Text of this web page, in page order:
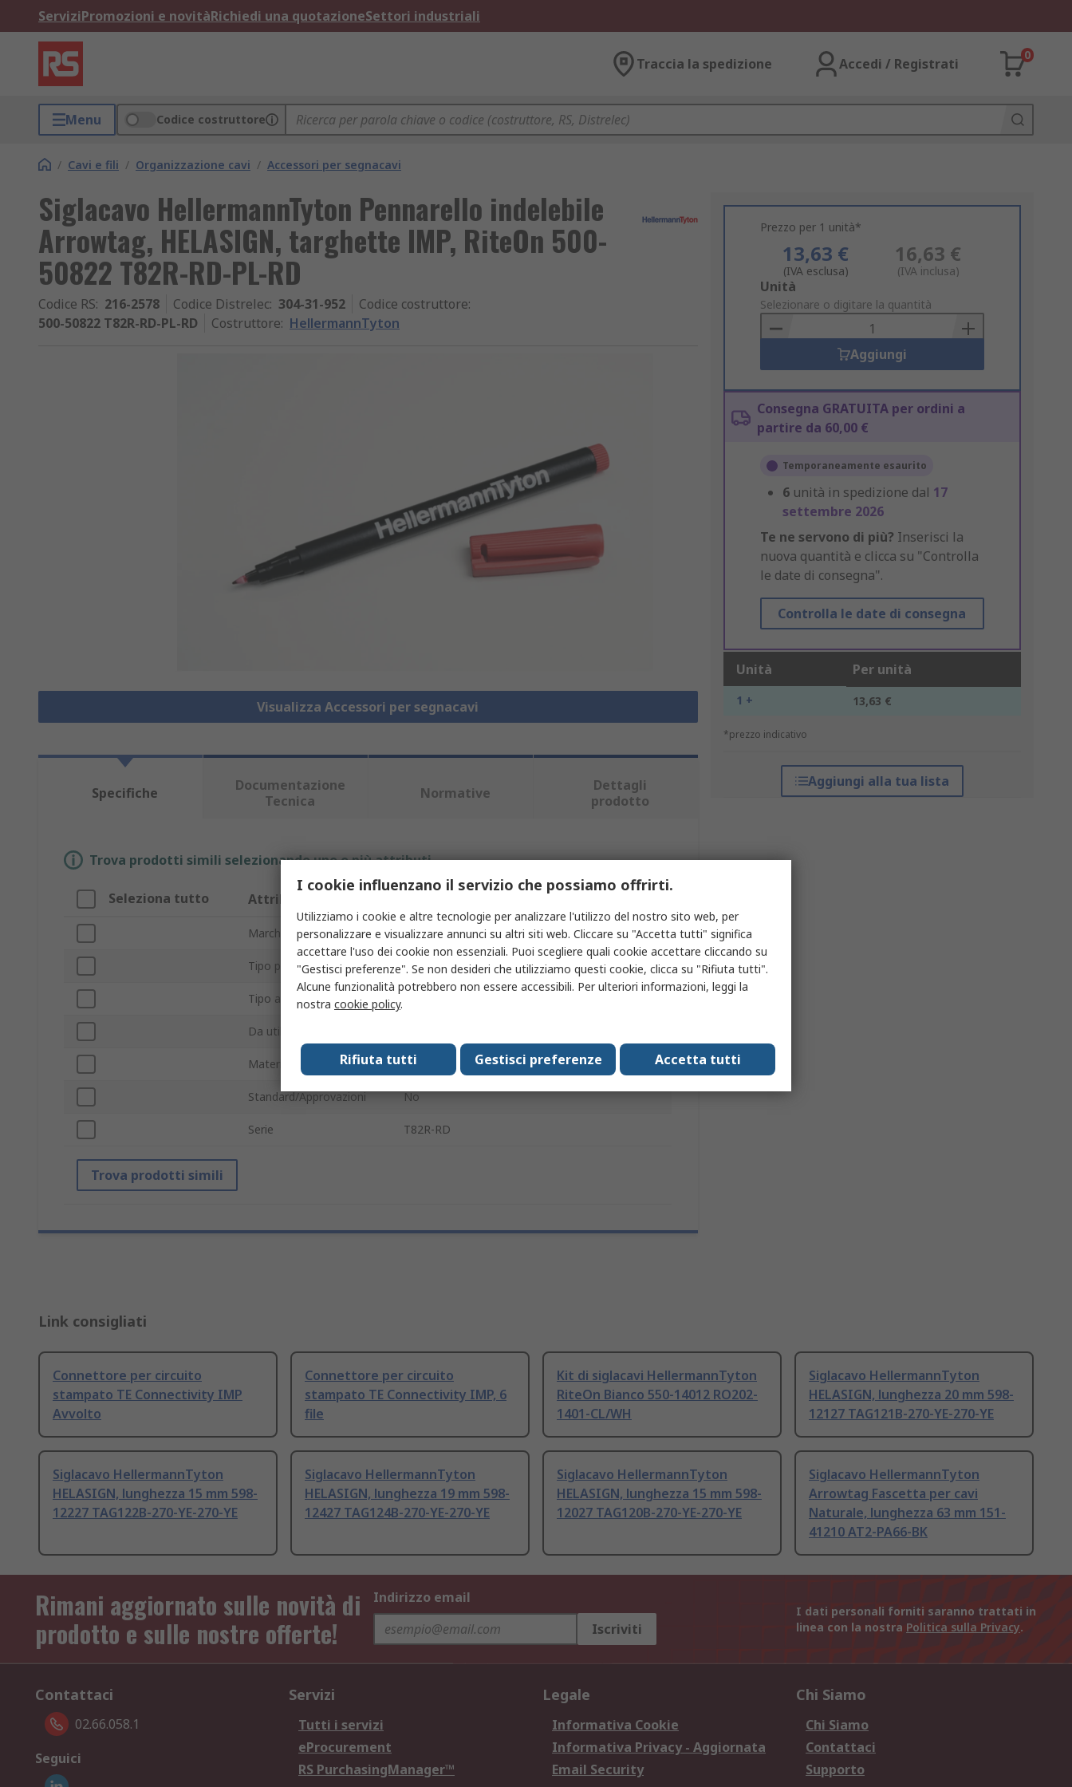
ServiziPromozioni e novitàRichiedi una quotazioneSettori industriali
Traccia la spedizione Accedi / Registrati
0
Menu Codice costruttore
/ Cavi e fili / Organizzazione cavi / Accessori per segnacavi
Siglacavo HellermannTyton Pennarello indelebile
Arrowtag, HELASIGN, targhette IMP, RiteOn 500-
50822 T82R-RD-PL-RD
Codice RS: 216-2578 Codice Distrelec: 304-31-952 Codice costruttore:
500-50822 T82R-RD-PL-RD
Costruttore: HellermannTyton
Visualizza Accessori per segnacavi
Prezzo per 1 unità*
13,63 €
(IVA esclusa)
16,63 €
(IVA inclusa)
Add
to
Basket
Unità
Selezionare o digitare la quantità
Aggiungi
Consegna GRATUITA per ordini a
partire da 60,00 €
Temporaneamente esaurito
6 unità in spedizione dal 17
settembre 2026
Te ne servono di più? Inserisci la
nuova quantità e clicca su "Controlla
le date di consegna".
Controlla le date di consegna
Unità Per unità
1 + 13,63 €
*prezzo indicativo
Aggiungi alla tua lista
Specifiche
Documentazione
Tecnica
Normative
Dettagli
prodotto
Trova prodotti simili selezionando uno o più attributi.
Seleziona tutto Attributo
Marchio HellermannTyton
Tipo prodotto Siglacavo
Tipo accessorio
Da utilizzare con
Materiale Plastica
Standard/Approvazioni No
Serie T82R-RD
Trova prodotti simili
Link consigliati
Connettore per circuito
stampato TE Connectivity IMP
Avvolto
Connettore per circuito
stampato TE Connectivity IMP, 6
file
Kit di siglacavi HellermannTyton
RiteOn Bianco 550-14012 RO202-
1401-CL/WH
Siglacavo HellermannTyton
HELASIGN, lunghezza 20 mm 598-
12127 TAG121B-270-YE-270-YE
Siglacavo HellermannTyton
HELASIGN, lunghezza 15 mm 598-
12227 TAG122B-270-YE-270-YE
Siglacavo HellermannTyton
HELASIGN, lunghezza 19 mm 598-
12427 TAG124B-270-YE-270-YE
Siglacavo HellermannTyton
HELASIGN, lunghezza 15 mm 598-
12027 TAG120B-270-YE-270-YE
Siglacavo HellermannTyton
Arrowtag Fascetta per cavi
Naturale, lunghezza 63 mm 151-
41210 AT2-PA66-BK
Rimani aggiornato sulle novità di
prodotto e sulle nostre offerte!
Indirizzo email
Iscriviti
I dati personali forniti saranno trattati in
linea con la nostra Politica sulla Privacy.
Contattaci
02.66.058.1
Seguici
Servizi
Tutti i servizi
eProcurement
RS PurchasingManager™
Legale
Informativa Cookie
Informativa Privacy - Aggiornata
Email Security
Chi Siamo
Chi Siamo
Contattaci
Supporto
I cookie influenzano il servizio che possiamo offrirti.
Utilizziamo i cookie e altre tecnologie per analizzare l'utilizzo del nostro sito web, per
personalizzare e visualizzare annunci su altri siti web. Cliccare su "Accetta tutti" significa
accettare l'uso dei cookie non essenziali. Puoi scegliere quali cookie accettare cliccando su
"Gestisci preferenze". Se non desideri che utilizziamo questi cookie, clicca su "Rifiuta tutti".
Alcune funzionalità potrebbero non essere accessibili. Per ulteriori informazioni, leggi la
nostra cookie policy.
Accetta tutti
Gestisci preferenze
Rifiuta tutti